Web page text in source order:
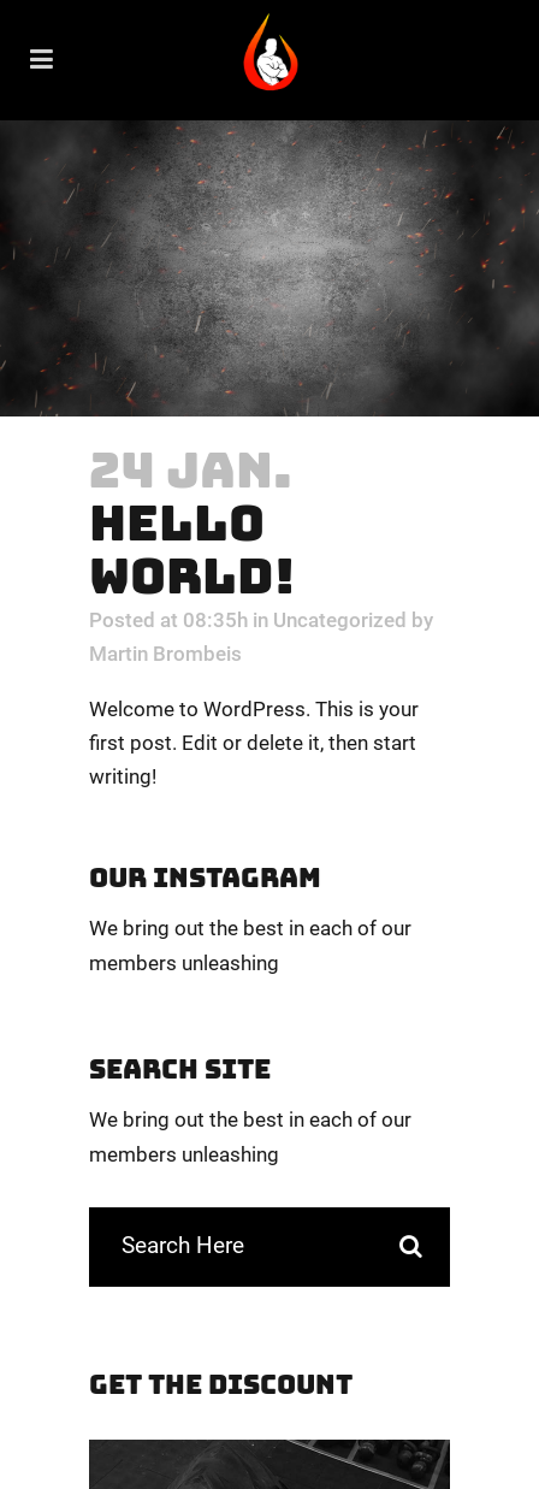
24 JAN.
HELLO
WORLD!
Posted at 08:35h in Uncategorized by
Martin Brombeis
Welcome to WordPress. This is your
first post. Edit or delete it, then start
writing!
OUR INSTAGRAM
We bring out the best in each of our
members unleashing
SEARCH SITE
We bring out the best in each of our
members unleashing
GET THE DISCOUNT